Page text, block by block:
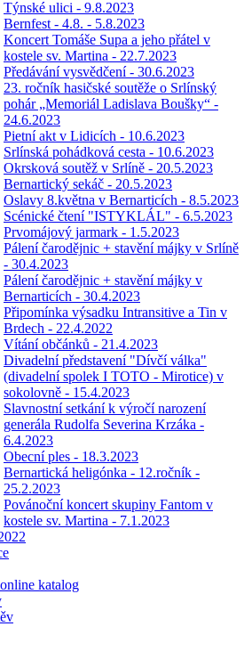
Týnské ulici - 9.8.2023
Bernfest - 4.8. - 5.8.2023
Koncert Tomáše Supa a jeho přátel v
kostele sv. Martina - 22.7.2023
Předávání vysvědčení - 30.6.2023
23. ročník hasičské soutěže o Srlínský
pohár „Memoriál Ladislava Boušky“ -
24.6.2023
Pietní akt v Lidicích - 10.6.2023
Srlínská pohádková cesta - 10.6.2023
Okrsková soutěž v Srlíně - 20.5.2023
Bernartický sekáč - 20.5.2023
Oslavy 8.května v Bernarticích - 8.5.2023
Scénické čtení "ISTYKLÁL" - 6.5.2023
Prvomájový jarmark - 1.5.2023
Pálení čarodějnic + stavění májky v Srlíně
- 30.4.2023
Pálení čarodějnic + stavění májky v
Bernarticích - 30.4.2023
Připomínka výsadku Intransitive a Tin v
Brdech - 22.4.2022
Vítání občánků - 21.4.2023
Divadelní představení "Dívčí válka"
(divadelní spolek I TOTO - Mirotice) v
sokolovně - 15.4.2023
Slavnostní setkání k výročí narození
generála Rudolfa Severina Krzáka -
6.4.2023
Obecní ples - 18.3.2023
Bernartická heligónka - 12.ročník -
25.2.2023
Povánoční koncert skupiny Fantom v
kostele sv. Martina - 7.1.2023
katalog